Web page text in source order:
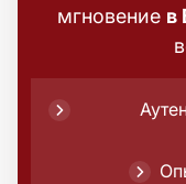
мгновение в